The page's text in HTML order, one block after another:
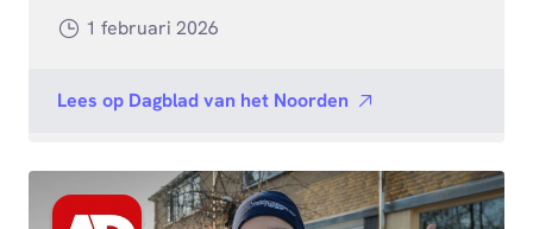
1 februari 2026
Lees op Dagblad van het Noorden